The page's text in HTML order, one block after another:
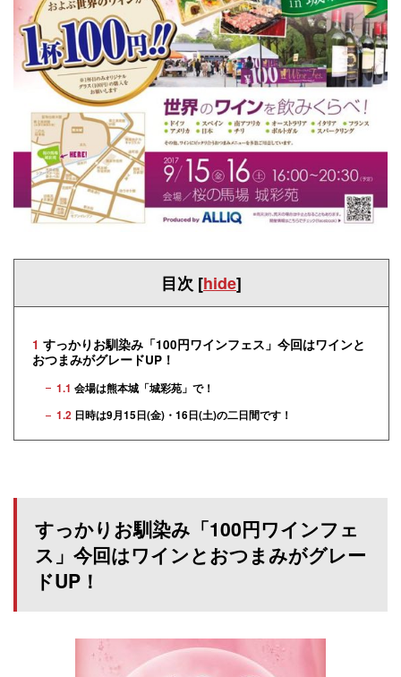
目次 [hide]
1 すっかりお馴染み「100円ワインフェス」今回はワインと
おつまみがグレードUP！
1.1 会場は熊本城「城彩苑」で！
1.2 日時は9月15日(金)・16日(土)の二日間です！
すっかりお馴染み「100円ワインフェ
ス」今回はワインとおつまみがグレー
ドUP！